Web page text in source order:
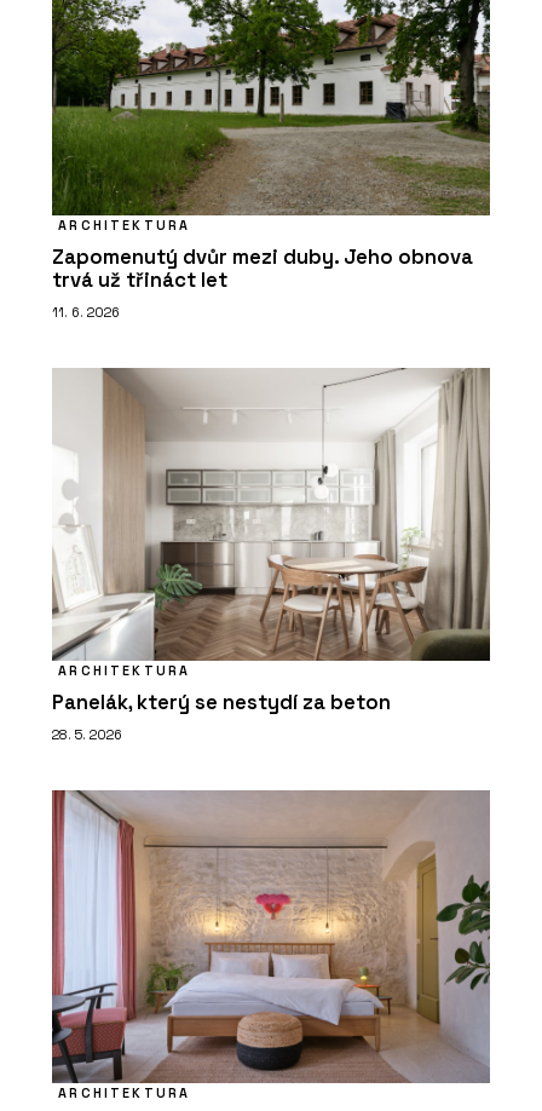
ARCHITEKTURA
Zapomenutý dvůr mezi duby. Jeho obnova
trvá už třináct let
11. 6. 2026
ARCHITEKTURA
Panelák, který se nestydí za beton
28. 5. 2026
ARCHITEKTURA